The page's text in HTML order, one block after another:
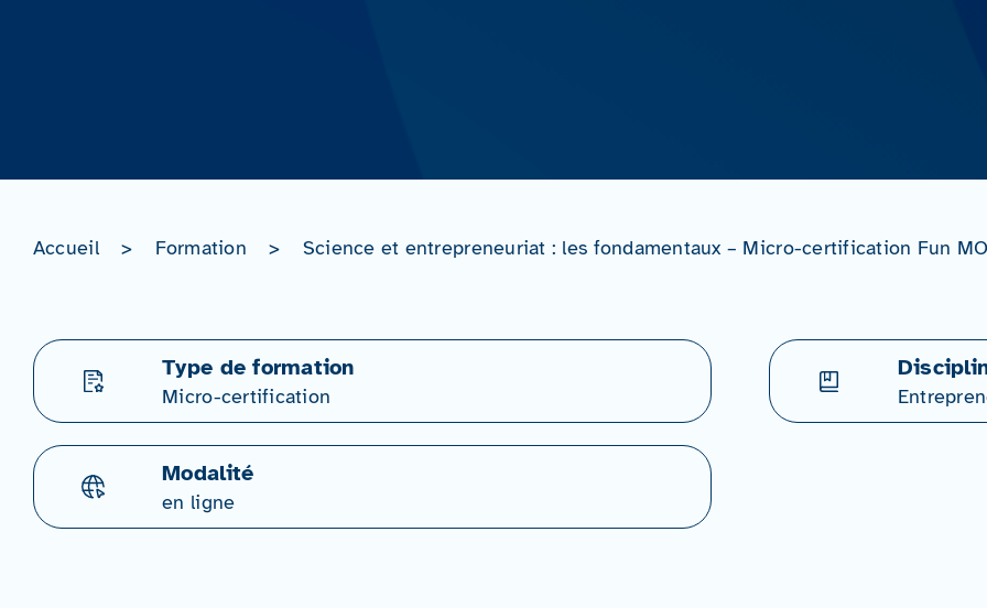
Accueil > Formation > Science et entrepreneuriat : les fondamentaux – Micro-certification Fun
Type de formation
Micro-certification
Modalité
en ligne